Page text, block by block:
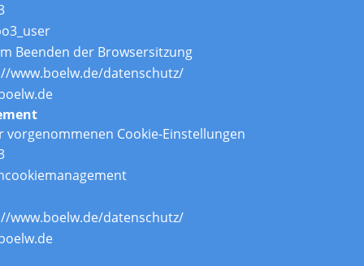
Beenden der Browsersitzung
www.boelw.de/datenschutz/
vorgenommenen Cookie-Einstellungen
www.boelw.de/datenschutz/